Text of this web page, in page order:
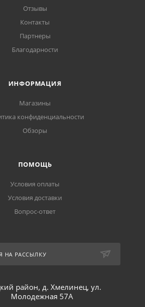
Отзывы
Контакты
Партнеры
Благодарности
ИНФОРМАЦИЯ
Магазины
конфиденциальности
Обзоры
ПОМОЩЬ
Условия оплаты
Условия доставки
Вопрос-ответ
НА РАССЫЛКУ
район, д. Хмелинец, ул.
Молодежная 57А